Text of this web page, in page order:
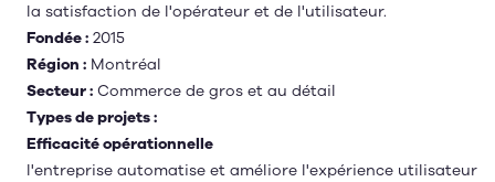
la satisfaction de l'opérateur et de l'utilisateur.
Fondée : 2015
Région : Montréal
Secteur : Commerce de gros et au détail
Types de projets :
Efficacité opérationnelle
l'entreprise automatise et améliore l'expérience utilisateur